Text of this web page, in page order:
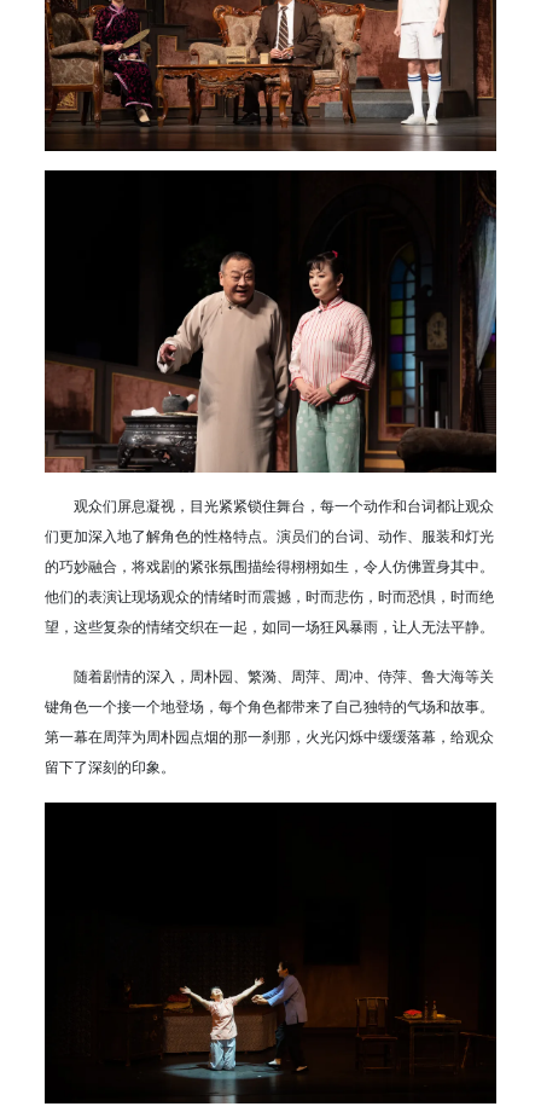
观众们屏息凝视，目光紧紧锁住舞台，每一个动作和台词都让观众
们更加深入地了解角色的性格特点。演员们的台词、动作、服装和灯光
的巧妙融合，将戏剧的紧张氛围描绘得栩栩如生，令人仿佛置身其中。
他们的表演让现场观众的情绪时而震撼，时而悲伤，时而恐惧，时而绝
望，这些复杂的情绪交织在一起，如同一场狂风暴雨，让人无法平静。
随着剧情的深入，周朴园、繁漪、周萍、周冲、侍萍、鲁大海等关
键角色一个接一个地登场，每个角色都带来了自己独特的气场和故事。
第一幕在周萍为周朴园点烟的那一刹那，火光闪烁中缓缓落幕，给观众
留下了深刻的印象。